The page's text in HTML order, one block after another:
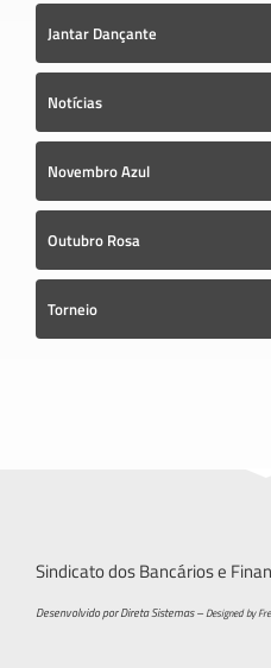
Jantar Dançante
Notícias
Novembro Azul
Outubro Rosa
Torneio
Sindicato dos Bancários e
Desenvolvido por Direta Sistemas –Designed by